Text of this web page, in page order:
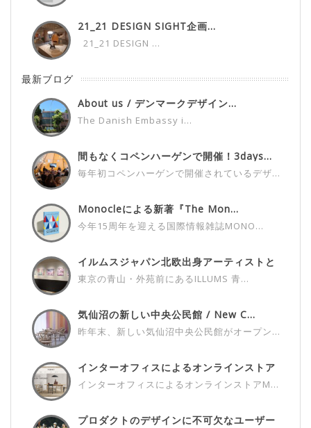
21_21 DESIGN SIGHT企画...
21_21 DESIGN ...
最新ブログ
About us / デンマークデザイン...
The Danish Embassy i...
間もなくコペンハーゲンで開催！3days...
毎年初コペンハーゲンで開催されているデザ...
Monocleによる新著『The Mon...
今年15周年を迎える国際情報雑誌MONO...
イルムスジャパン北欧出身アーティストと
の...
東京の青山・外苑前にあるILLUMS 青...
気仙沼の新しい中央公民館 / New C...
昨年末、新しい気仙沼中央公民館がオープン...
インターオフィスによるオンラインストア
インターオフィスによるオンラインストアM...
プロダクトのデザインに不可欠なユーザー